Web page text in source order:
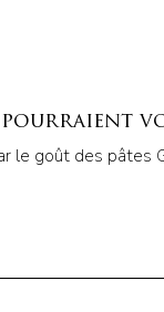
le goût des pâtes